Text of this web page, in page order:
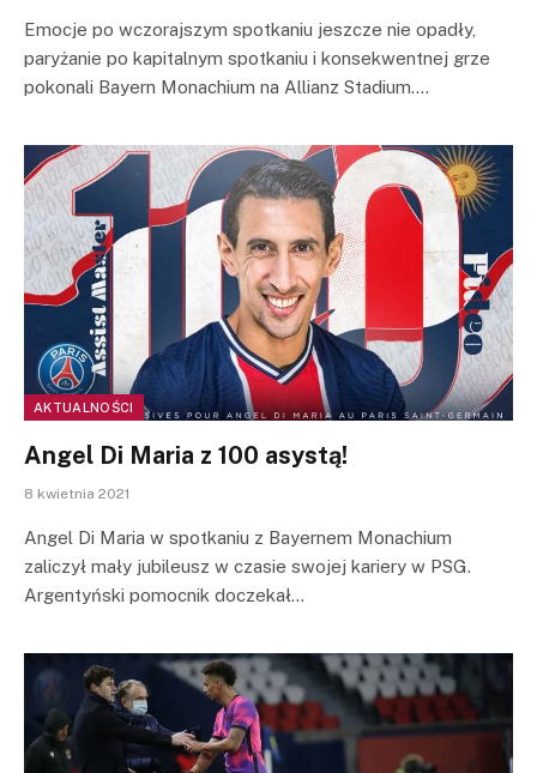
Emocje po wczorajszym spotkaniu jeszcze nie opadły,
paryżanie po kapitalnym spotkaniu i konsekwentnej grze
pokonali Bayern Monachium na Allianz Stadium.…
AKTUALNOŚCI
Angel Di Maria z 100 asystą!
8 kwietnia 2021
Angel Di Maria w spotkaniu z Bayernem Monachium
zaliczył mały jubileusz w czasie swojej kariery w PSG.
Argentyński pomocnik doczekał…